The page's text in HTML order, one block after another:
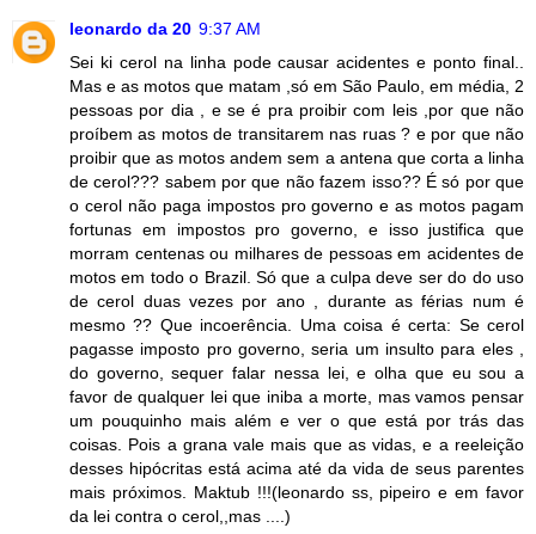
leonardo da 20 9:37 AM
Sei ki cerol na linha pode causar acidentes e ponto final..
Mas e as motos que matam ,só em São Paulo, em média, 2
pessoas por dia , e se é pra proibir com leis ,por que não
proíbem as motos de transitarem nas ruas ? e por que não
proibir que as motos andem sem a antena que corta a linha
de cerol??? sabem por que não fazem isso?? É só por que
o cerol não paga impostos pro governo e as motos pagam
fortunas em impostos pro governo, e isso justifica que
morram centenas ou milhares de pessoas em acidentes de
motos em todo o Brazil. Só que a culpa deve ser do do uso
de cerol duas vezes por ano , durante as férias num é
mesmo ?? Que incoerência. Uma coisa é certa: Se cerol
pagasse imposto pro governo, seria um insulto para eles ,
do governo, sequer falar nessa lei, e olha que eu sou a
favor de qualquer lei que iniba a morte, mas vamos pensar
um pouquinho mais além e ver o que está por trás das
coisas. Pois a grana vale mais que as vidas, e a reeleição
desses hipócritas está acima até da vida de seus parentes
mais próximos. Maktub !!!(leonardo ss, pipeiro e em favor
da lei contra o cerol,,mas ....)